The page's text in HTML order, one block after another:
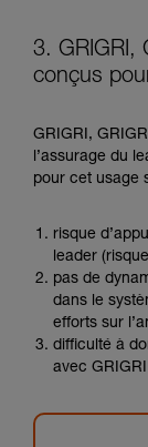
3. GRIGRI,
conçus
GRIGRI,
l’assurage du
pour cet usage
risque
leader
pas de
dans le
efforts sur
difficulté à
avec